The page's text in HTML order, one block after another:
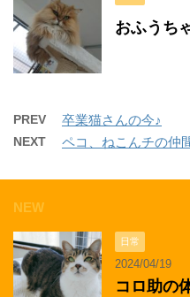
おふうち
PREV 卒業猫さんの今♪
NEXT ペコ、ねこんチの仲
NEW
日常
2024/04/19
コロ助の